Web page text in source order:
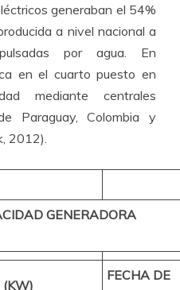
generaban el 54%
a nivel nacional a
por agua. En
en el cuarto puesto en
mediante centrales
Paraguay, Colombia y
2012).
GENERADORA
(KW)
FECHA DE